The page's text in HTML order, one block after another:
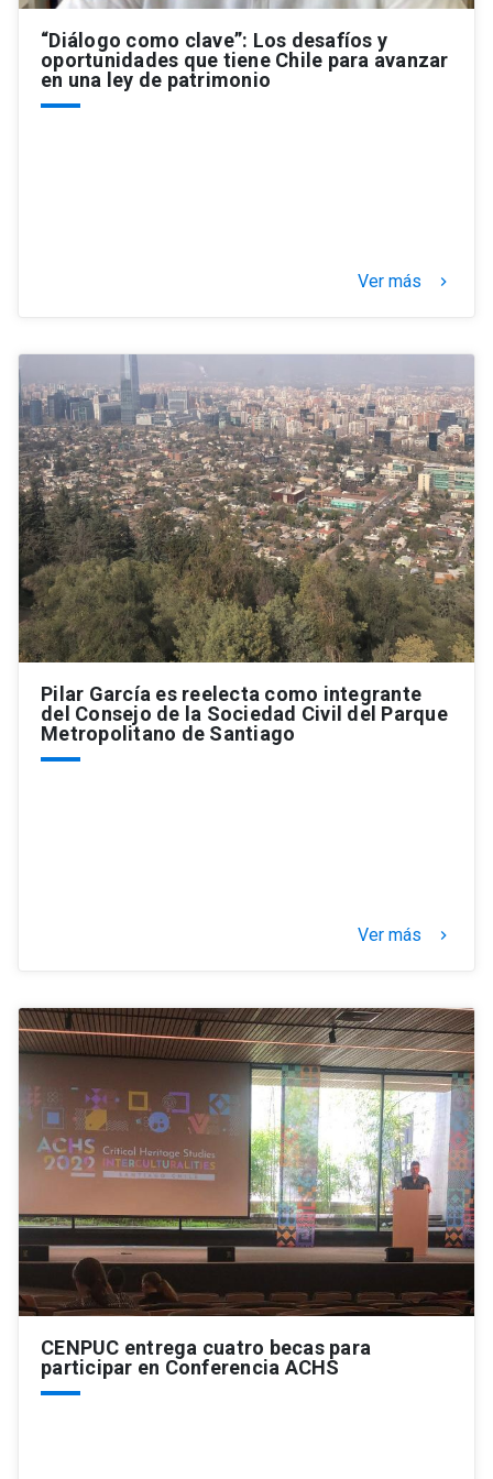
“Diálogo como clave”: Los desafíos y
oportunidades que tiene Chile para avanzar
en una ley de patrimonio
Ver más keyboard_arrow_right
Pilar García es reelecta como integrante
del Consejo de la Sociedad Civil del Parque
Metropolitano de Santiago
Ver más keyboard_arrow_right
CENPUC entrega cuatro becas para
participar en Conferencia ACHS